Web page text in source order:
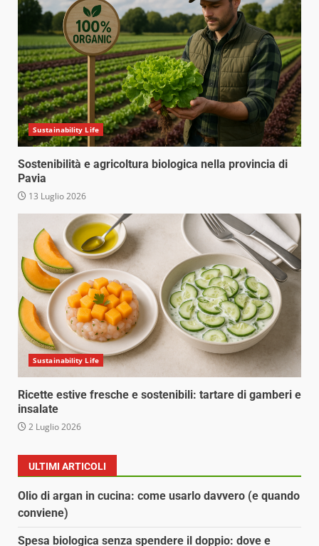
Sustainability Life
Sostenibilità e agricoltura biologica nella provincia di
Pavia
13 Luglio 2026
Sustainability Life
Ricette estive fresche e sostenibili: tartare di gamberi e
insalate
2 Luglio 2026
ULTIMI ARTICOLI
Olio di argan in cucina: come usarlo davvero (e quando
conviene)
Spesa biologica senza spendere il doppio: dove e